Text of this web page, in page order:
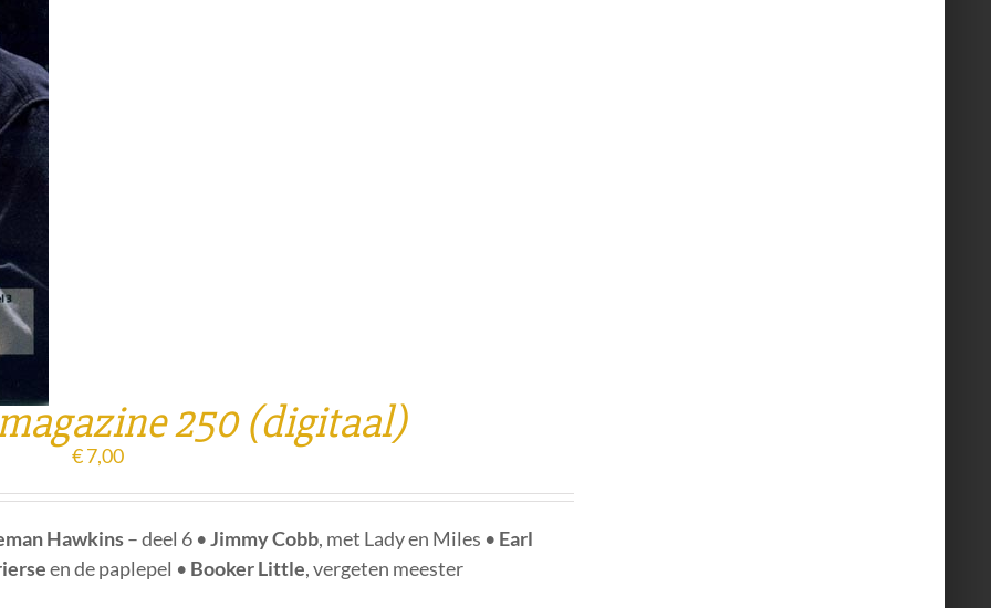
250 (digitaal)
€7,00
Hawkins– deel 6 •Jimmy Cobb, met Lady en Miles • Earl
en de paplepel • Booker Little, vergeten meester